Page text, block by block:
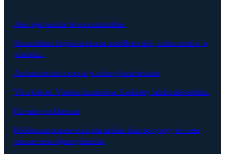
Aina ajan tasalla oleva suunnitelma
Suunnitelma kirjoittaa itsensä uudelleen siitä, mitä sanottiin ja
päätettiin.
Automatisoidut raportit ja sidosryhmäviestintä
Yksi kehote. Yleisön huomioiva. Linkitetty lähdepalavereihin.
Havaitse poikkeamat
Poikkeama nousee esiin sitä mukaa kuin se syntyy, ei vasta
seuraavassa ohjausryhmässä.